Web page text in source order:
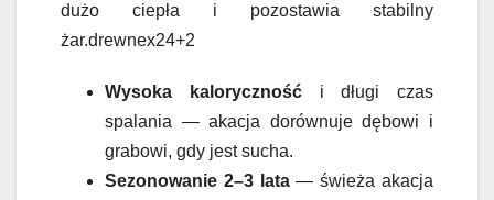
dużo ciepła i pozostawia stabilny
żar.drewnex24+2
Wysoka kalorycznośći długi czas
spalania — akacja dorównuje dębowi i
grabowi, gdy jest sucha.
Sezonowanie 2–3 lata— świeża akacja